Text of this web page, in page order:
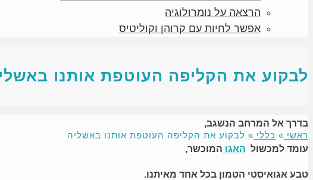
הרצאה על נומרולוגיה
אפשר לחיות עם קרוהן וקוליטיס
לבקוע את הקליפה העוטפת אותנו
ראשי » כללי » לבקוע את הקליפה העוטפת אותנו באשליה
בדרך אל המרחב הנשגב,
עומד למכשול האגו המוכשר,
טבע אגואיסטי הטמון בכל אחד מאיתנו.